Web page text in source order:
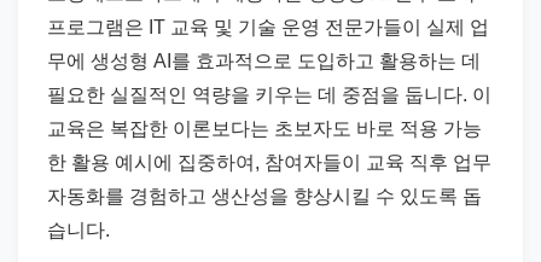
프로그램은 IT 교육 및 기술 운영 전문가들이 실제 업
무에 생성형 AI를 효과적으로 도입하고 활용하는 데
필요한 실질적인 역량을 키우는 데 중점을 둡니다. 이
교육은 복잡한 이론보다는 초보자도 바로 적용 가능
한 활용 예시에 집중하여, 참여자들이 교육 직후 업무
자동화를 경험하고 생산성을 향상시킬 수 있도록 돕
습니다.